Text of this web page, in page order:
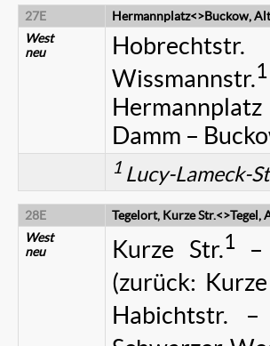
27E
Hermannplatz<>Buckow,
West
neu
Wissmannstr.1
Damm –
1 Lucy-Lameck-
28E
Tegelort, Kurze Str.<>Tegel,
West
neu
Kurze Str.1–
(zurück:
Habichtstr. –